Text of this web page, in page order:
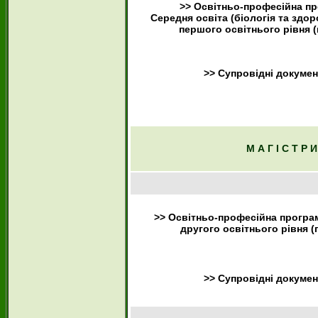
>> Освітньо-професійна
Середня освіта (біологія та
першого освітнього рівня
>> Супровідні
М А Г І С Т Р
>> Освітньо-професійна
другого освітнього рівня
>> Супровідні